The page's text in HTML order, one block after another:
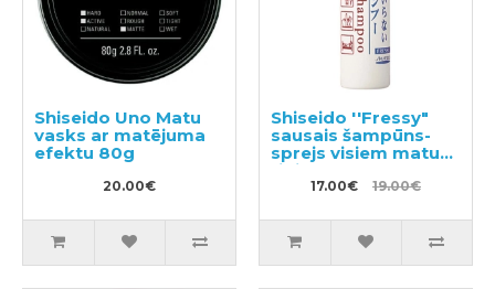
Shiseido Uno Matu
vasks ar matējuma
efektu 80g
20.00€
Shiseido ''Fressy"
sausais šampūns-
sprejs visiem matu
tipiem 150ml
17.00€ 19.00€